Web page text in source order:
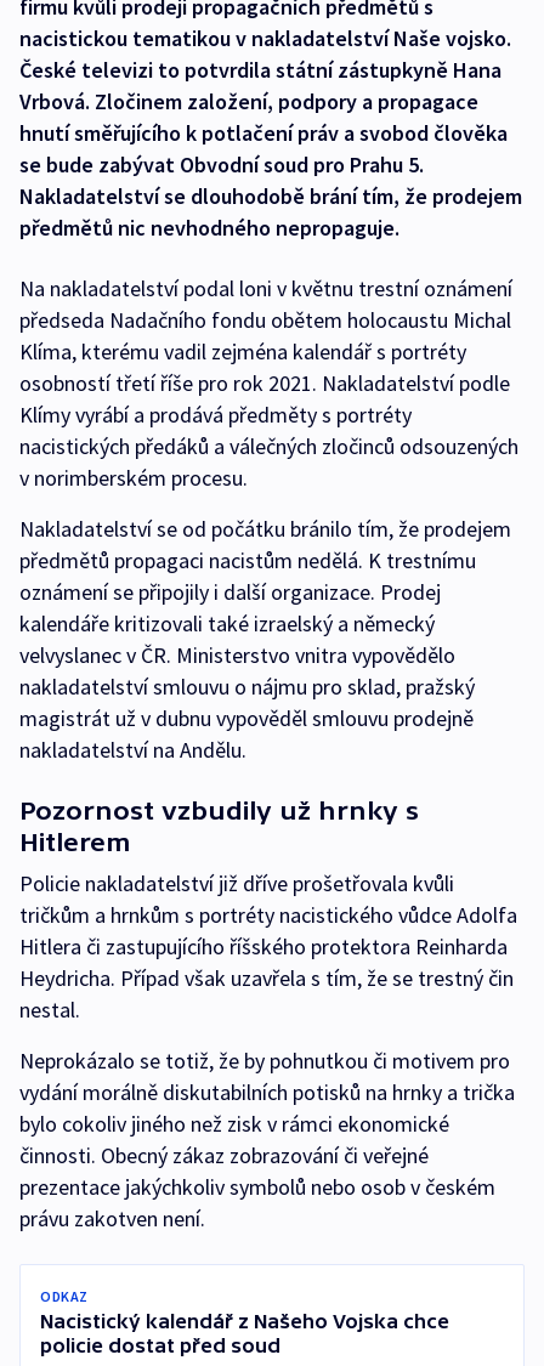
firmu kvůli prodeji propagačních předmětů s
nacistickou tematikou v nakladatelství Naše vojsko.
České televizi to potvrdila státní zástupkyně Hana
Vrbová. Zločinem založení, podpory a propagace
hnutí směřujícího k potlačení práv a svobod člověka
se bude zabývat Obvodní soud pro Prahu 5.
Nakladatelství se dlouhodobě brání tím, že prodejem
předmětů nic nevhodného nepropaguje.
Na nakladatelství podal loni v květnu trestní oznámení
předseda Nadačního fondu obětem holocaustu Michal
Klíma, kterému vadil zejména kalendář s portréty
osobností třetí říše pro rok 2021. Nakladatelství podle
Klímy vyrábí a prodává předměty s portréty
nacistických předáků a válečných zločinců odsouzených
v norimberském procesu.
Nakladatelství se od počátku bránilo tím, že prodejem
předmětů propagaci nacistům nedělá. K trestnímu
oznámení se připojily i další organizace. Prodej
kalendáře kritizovali také izraelský a německý
velvyslanec v ČR. Ministerstvo vnitra vypovědělo
nakladatelství smlouvu o nájmu pro sklad, pražský
magistrát už v dubnu vypověděl smlouvu prodejně
nakladatelství na Andělu.
Pozornost vzbudily už hrnky s
Hitlerem
Policie nakladatelství již dříve prošetřovala kvůli
tričkům a hrnkům s portréty nacistického vůdce Adolfa
Hitlera či zastupujícího říšského protektora Reinharda
Heydricha. Případ však uzavřela s tím, že se trestný čin
nestal.
Neprokázalo se totiž, že by pohnutkou či motivem pro
vydání morálně diskutabilních potisků na hrnky a trička
bylo cokoliv jiného než zisk v rámci ekonomické
činnosti. Obecný zákaz zobrazování či veřejné
prezentace jakýchkoliv symbolů nebo osob v českém
právu zakotven není.
ODKAZ
Nacistický kalendář z Našeho Vojska chce
policie dostat před soud